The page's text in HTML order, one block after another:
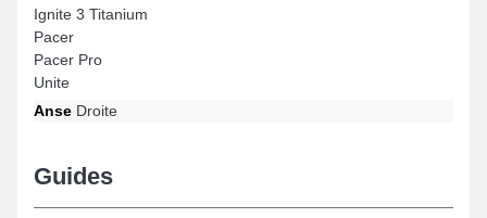
Ignite 3 Titanium
Pacer
Pacer Pro
Unite
Anse Droite
Guides